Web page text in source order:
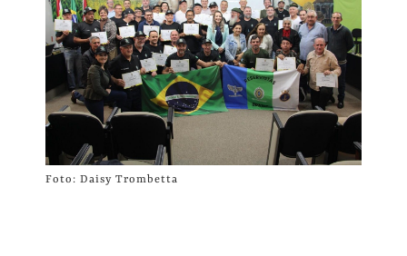
Foto: Daisy Trombetta